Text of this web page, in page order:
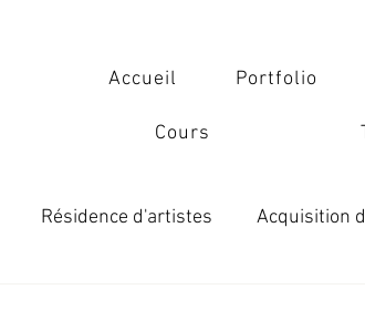
Accueil Portfolio
Cours
Résidence d'artistes Acquisition